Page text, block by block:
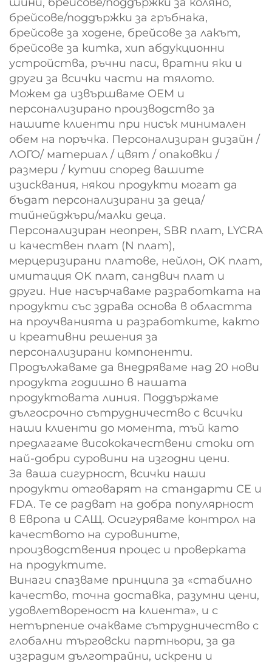
брейсове/поддържки за гръбнака,
брейсове за ходене, брейсове за лакът,
брейсове за китка, хип абдукционни
устройства, ръчни паси, вратни яки и
други за всички части на тялото.
Можем да извършваме OEM и
персонализирано производство за
нашите клиенти при нисък минимален
обем на поръчка. Персонализиран дизайн /
ЛОГО/ материал / цвят / опаковки /
размери / кутии според вашите
изисквания, някои продукти могат да
бъдат персонализирани за деца/
тийнейджъри/малки деца.
Персонализиран неопрен, SBR плат, LYCRA
и качествен плат (N плат),
мерцеризирани платове, нейлон, OK плат,
имитация OK плат, сандвич плат и
други. Ние насърчаваме разработката на
продукти със здрава основа в областта
на проучванията и разработките, както
и креативни решения за
персонализирани компоненти.
Продължаваме да внедряваме над 20 нови
продукта годишно в нашата
продуктовата линия. Поддържаме
дългосрочно сътрудничество с всички
наши клиенти до момента, тъй като
предлагаме висококачествени стоки от
най-добри суровини на изгодни цени.
За ваша сигурност, всички наши
продукти отговарят на стандарти CE и
FDA. Те се радват на добра популярност
в Европа и САЩ. Осигуряваме контрол на
качеството на суровините,
производствения процес и проверката
на продуктите.
Винаги спазваме принципа за «стабилно
качество, точна доставка, разумни цени,
удовлетвореност на клиента», и с
нетърпение очакваме сътрудничество с
глобални търговски партньори, за да
изградим дълготрайни, искрени и